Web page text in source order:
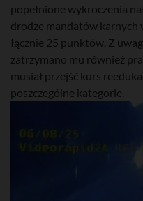
popełnione wykroczenia
drodze mandatów karnych
łącznie 25 punktów. Z
zatrzymano mu również
musiał przejść kurs
poszczególne kategorie.